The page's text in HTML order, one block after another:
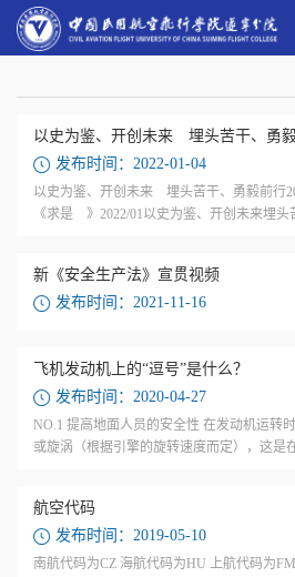
以史为鉴、开创未来 埋头苦干、勇
发布时间：2022-01-04
以史为鉴、开创未来 埋头苦干、勇毅前行
《求是 》2022/01以史为鉴、开创未来埋
大会的决议，圆满完成了各项议程。这次全
际，党领导人民实现第一个百年奋斗目标、
新《安全生产法》宣贯视频
发布时间：2021-11-16
飞机发动机上的“逗号”是什么？
发布时间：2020-04-27
NO.1 提高地面人员的安全性 在发动机运转
或旋涡（根据引擎的旋转速度而定），这是
航空代码
发布时间：2019-05-10
南航代码为CZ 海航代码为HU 上航代码为